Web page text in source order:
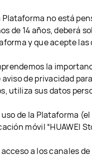
Plataforma no está
de 14 años, deberá
y que acepte
la
aviso de privacidad
utiliza sus datos
de la Plataforma
móvil “HUAWEI
acceso a los canales